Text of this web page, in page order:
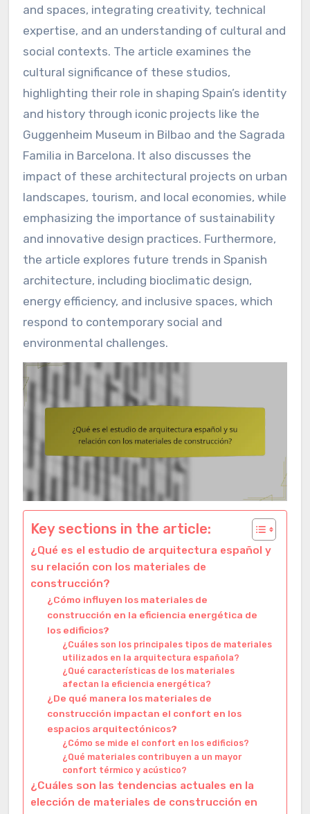
and spaces, integrating creativity, technical
expertise, and an understanding of cultural and
social contexts. The article examines the
cultural significance of these studios,
highlighting their role in shaping Spain’s identity
and history through iconic projects like the
Guggenheim Museum in Bilbao and the Sagrada
Familia in Barcelona. It also discusses the
impact of these architectural projects on urban
landscapes, tourism, and local economies, while
emphasizing the importance of sustainability
and innovative design practices. Furthermore,
the article explores future trends in Spanish
architecture, including bioclimatic design,
energy efficiency, and inclusive spaces, which
respond to contemporary social and
environmental challenges.
Key sections in the article:
¿Qué es el estudio de arquitectura español y
su relación con los materiales de
construcción?
¿Cómo influyen los materiales de
construcción en la eficiencia energética de
los edificios?
¿Cuáles son los principales tipos de materiales
utilizados en la arquitectura española?
¿Qué características de los materiales
afectan la eficiencia energética?
¿De qué manera los materiales de
construcción impactan el confort en los
espacios arquitectónicos?
¿Cómo se mide el confort en los edificios?
¿Qué materiales contribuyen a un mayor
confort térmico y acústico?
¿Cuáles son las tendencias actuales en la
elección de materiales de construcción en